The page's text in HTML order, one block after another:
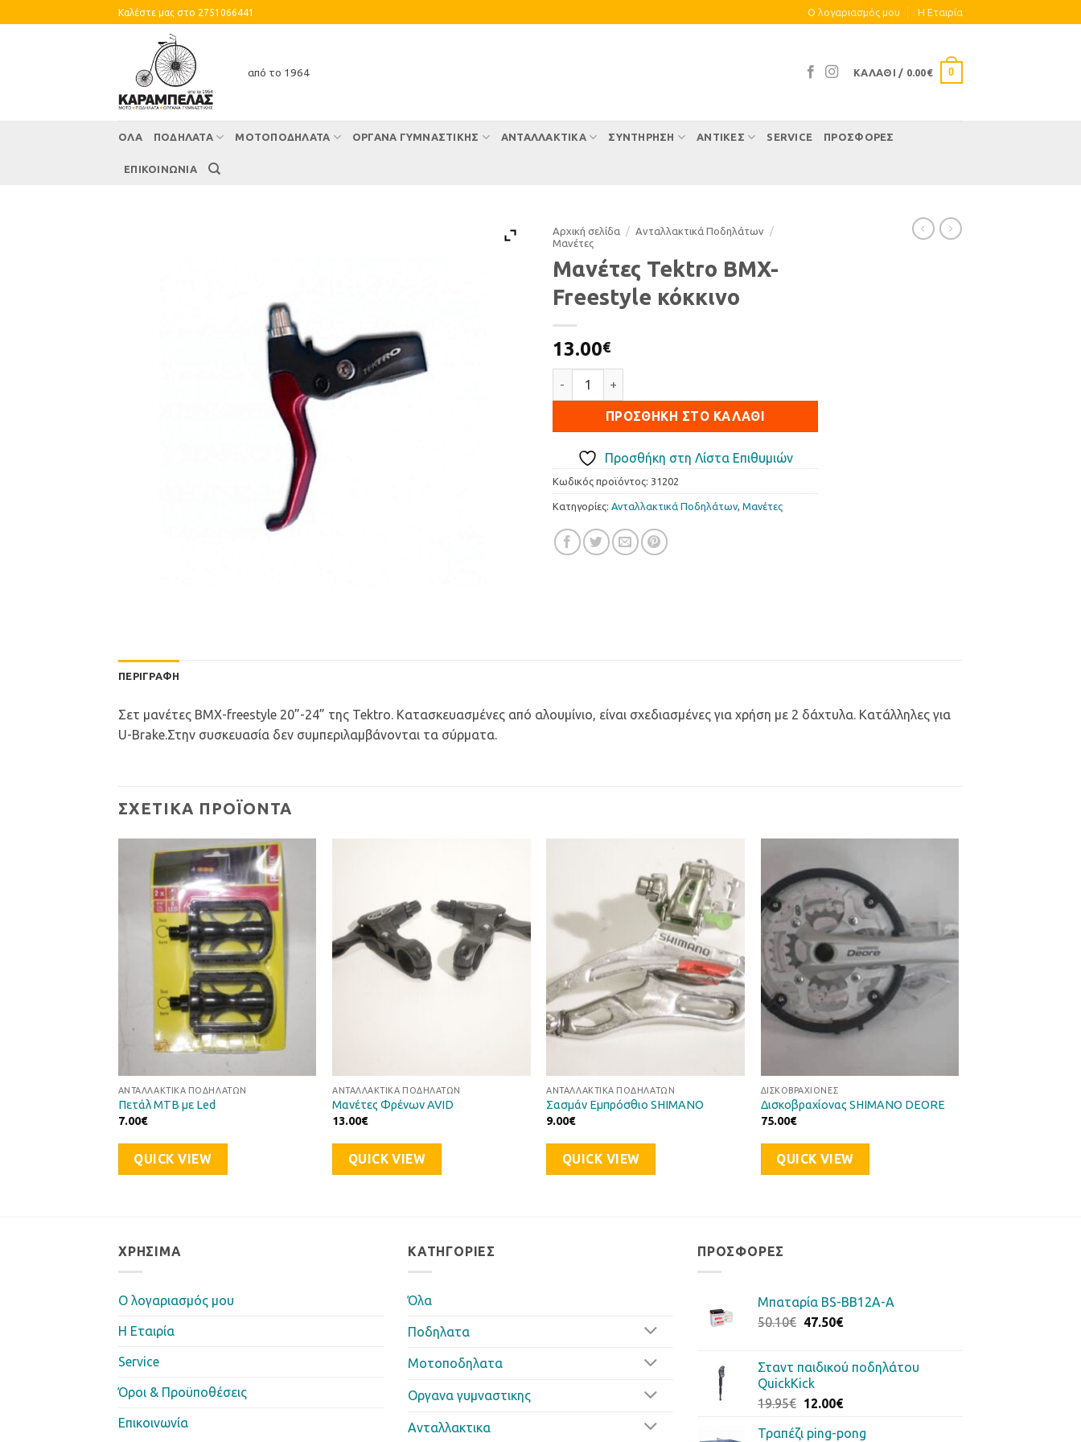
to
Καλέστε μας στο 2751066441 Ο λογαριασμός μου Η Eταιρία
από το 1964 ΚΑΛΆΘΙ / 0.00€ 0
ΌΛΑ ΠΟΔΗΛΑΤΑ ΜΟΤΟΠΟΔΗΛΑΤΑ ΟΡΓΑΝΑ ΓΥΜΝΑΣΤΙΚΗΣ ΑΝΤΑΛΛΑΚΤΙΚΑ ΣΥΝΤΉΡΗΣΗ ΑΝΤΊΚΕΣ SERVICE ΠΡΟΣΦΟΡΕΣ
ΕΠΙΚΟΙΝΩΝΙΑ
Αρχική σελίδα / Ανταλλακτικά Ποδηλάτων
/
Μανέτες
Μανέτες Tektro BMX-
Freestyle κόκκινο
13.00€
ΠΡΟΣΘΉΚΗ ΣΤΟ ΚΑΛΆΘΙ
Προσθήκη στη Λίστα Επιθυμιών
Κωδικός προϊόντος: 31202
Κατηγορίες: Ανταλλακτικά Ποδηλάτων, Μανέτες
ΠΕΡΙΓΡΑΦΉ
Σετ μανέτες BMX-freestyle 20”-24” της Tektro. Κατασκευασμένες από αλουμίνιο, είναι σχεδιασμένες για χρήση με 2 δάχτυλα. Κατάλληλες για
U-Brake.Στην συσκευασία δεν συμπεριλαμβάνονται τα σύρματα.
ΣΧΕΤΙΚΆ ΠΡΟΪΌΝΤΑ
Προσθήκη
στη Λίστα
Επιθυμιών
ΑΝΤΑΛΛΑΚΤΙΚΆ ΠΟΔΗΛΆΤΩΝ
Πετάλ MTB με Led
7.00€
QUICK VIEW
Επιθυμιών
ΑΝΤΑΛΛΑΚΤΙΚΆ ΠΟΔΗΛΆΤΩΝ
Μανέτες Φρένων AVID
13.00€
QUICK VIEW
Προσθήκη
στη Λίστα
Επιθυμιών
ΑΝΤΑΛΛΑΚΤΙΚΆ ΠΟΔΗΛΆΤΩΝ
Σασμάν Εμπρόσθιο SHIMANO
9.00€
QUICK VIEW
∆ΙΣΚΟΒΡΑΧΊΟΝΕΣ
Δισκοβραχίονας SHIMANO DEORE
75.00€
QUICK VIEW
ΧΡΉΣΙΜΑ
Ο λογαριασμός μου
Η Eταιρία
Service
Όροι & Προϋποθέσεις
Επικοινωνία
ΚΑΤΗΓΟΡΊΕΣ
Όλα
Ποδηλατα
Μοτοποδηλατα
Οργανα γυμναστικης
Ανταλλακτικα
ΠΡΟΣΦΟΡΈΣ
Μπαταρία BS-BB12A-A
50.10€ Original
50.10€.
47.50€Η
είναι:
Σταντ παιδικού ποδηλάτου
QuickKick
19.95€ Original
was:
12.00€Η
τιμή
Τραπέζι ping-pong